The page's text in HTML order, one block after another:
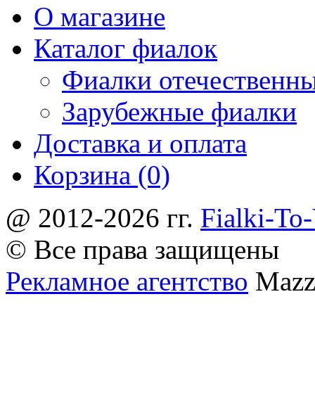
О магазине
Каталог фиалок
Фиалки
Зарубежные фиалки
Доставка и оплата
Корзина (0)
@ 2012-2026 гг. Fialki-
© Все права защищены
Рекламное агентство